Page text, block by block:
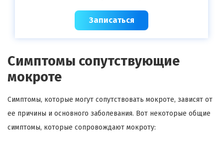
Записаться
Симптомы сопутствующие
мокроте
Симптомы, которые могут сопутствовать мокроте, зависят от
ее причины и основного заболевания. Вот некоторые общие
симптомы, которые сопровождают мокроту: